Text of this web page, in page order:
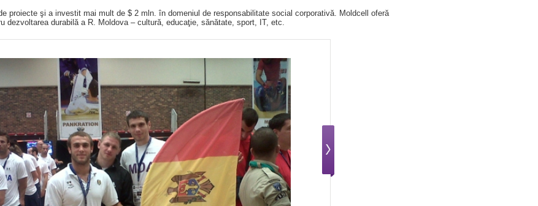
proiecte şi a investit mai mult de $ 2 mln. în domeniul de responsabilitate social corporativă. Moldcell oferă
dezvoltarea durabilă a R. Moldova – cultură, educaţie, sănătate, sport, IT, etc.